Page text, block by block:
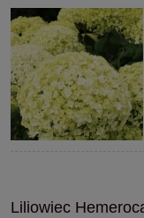
Liliowiec